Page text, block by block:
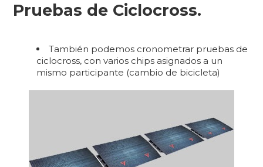
Pruebas de Ciclocross.
También podemos cronometrar pruebas de
ciclocross, con varios chips asignados a un
mismo participante (cambio de bicicleta)